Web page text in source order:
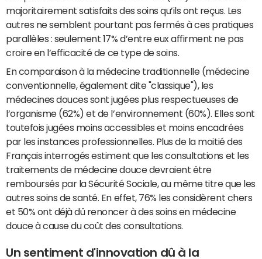
majoritairement satisfaits des soins qu’ils ont reçus. Les
autres ne semblent pourtant pas fermés à ces pratiques
parallèles : seulement 17% d’entre eux affirment ne pas
croire en l’efficacité de ce type de soins.
En comparaison à la médecine traditionnelle (médecine
conventionnelle, également dite "classique"), les
médecines douces sont jugées plus respectueuses de
l’organisme (62%) et de l’environnement (60%). Elles sont
toutefois jugées moins accessibles et moins encadrées
par les instances professionnelles. Plus de la moitié des
Français interrogés estiment que les consultations et les
traitements de médecine douce devraient être
remboursés par la Sécurité Sociale, au même titre que les
autres soins de santé. En effet, 76% les considèrent chers
et 50% ont déjà dû renoncer à des soins en médecine
douce à cause du coût des consultations.
Un sentiment d'innovation dû à la